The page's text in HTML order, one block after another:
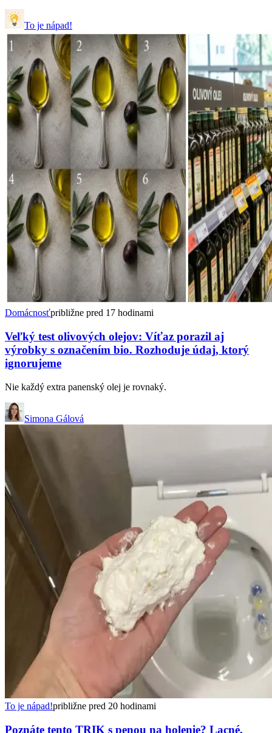
To je nápad!
Domácnosťpribližne pred 17 hodinami
Veľký test olivových olejov: Víťaz porazil aj
výrobky s označením bio. Rozhoduje údaj, ktorý
ignorujeme
Nie každý extra panenský olej je rovnaký.
Simona Gálová
To je nápad!približne pred 20 hodinami
Poznáte tento TRIK s penou na holenie? Lacné,